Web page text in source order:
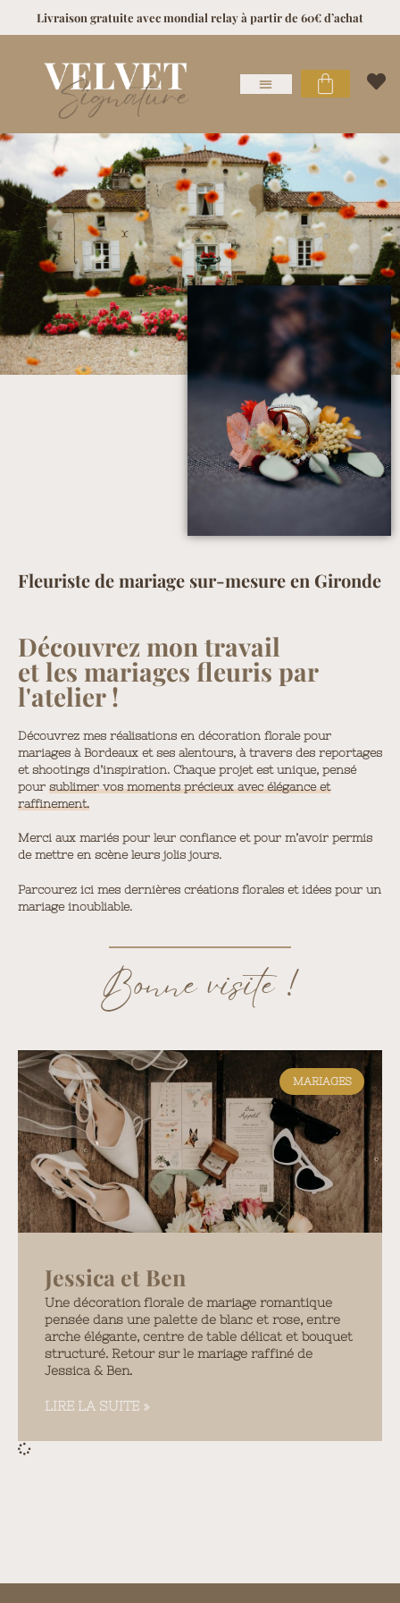
Livraison gratuite avec mondial relay à partir de 60€ d’achat
Fleuriste de mariage sur-mesure en Gironde
Découvrez mon travail
et les mariages fleuris par
l'atelier !
Découvrez mes réalisations en décoration florale pour
mariages à Bordeaux et ses alentours, à travers des reportages
et shootings d’inspiration. Chaque projet est unique, pensé
pour sublimer vos moments précieux avec élégance et
raffinement.
Merci aux mariés pour leur confiance et pour m’avoir permis
de mettre en scène leurs jolis jours.
Parcourez ici mes dernières créations florales et idées pour un
mariage inoubliable.
Bonne visite !
MARIAGES
Jessica et Ben
Une décoration florale de mariage romantique
pensée dans une palette de blanc et rose, entre
arche élégante, centre de table délicat et bouquet
structuré. Retour sur le mariage raffiné de
Jessica & Ben.
LIRE LA SUITE »